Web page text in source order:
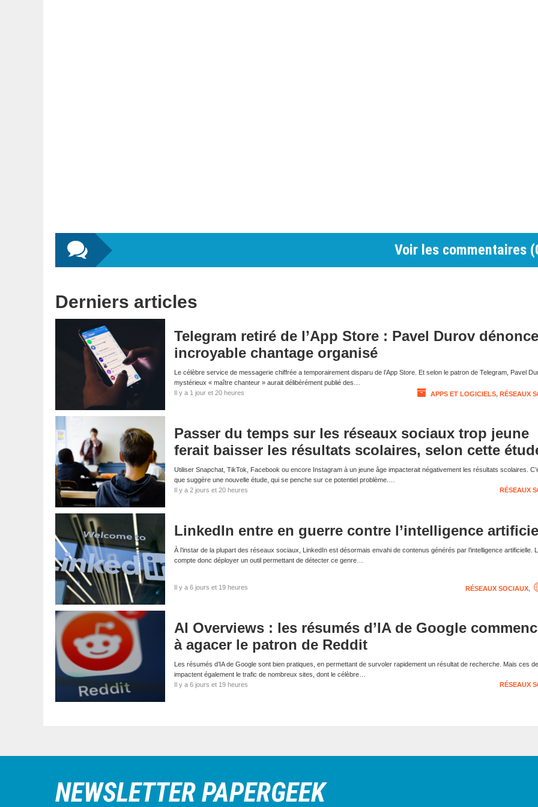
Voir les commentaires (
Derniers articles
Telegram retiré de l’App Store : Pavel Durov
incroyable chantage organisé
Le célèbre service de messagerie chiffrée a temporairement disparu de l’App Store. Et selon le patron de Telegram, Pavel
mystérieux « maître chanteur » aurait délibérément publié des…
Il y a 1 jour et 20 heures
APPS ET LOGICIELS, RÉSEAUX
Passer du temps sur les réseaux sociaux trop jeune
ferait baisser les résultats scolaires, selon cette
Utiliser Snapchat, TikTok, Facebook ou encore Instagram à un jeune âge impacterait négativement les résultats scolaires.
que suggère une nouvelle étude, qui se penche sur ce potentiel problème.…
Il y a 2 jours et 20 heures
RÉSEAUX
LinkedIn entre en guerre contre l’intelligence
À l’instar de la plupart des réseaux sociaux, LinkedIn est désormais envahi de contenus générés par l’intelligence artificielle.
compte donc déployer un outil permettant de détecter ce genre…
Il y a 6 jours et 19 heures RÉSEAUX SOCIAUX,
AI Overviews : les résumés d’IA de Google
à agacer le patron de Reddit
Les résumés d’IA de Google sont bien pratiques, en permettant de survoler rapidement un résultat de recherche. Mais ces
impactent également le trafic de nombreux sites, dont le célèbre…
Il y a 6 jours et 19 heures
RÉSEAUX
NEWSLETTER PAPERGEEK